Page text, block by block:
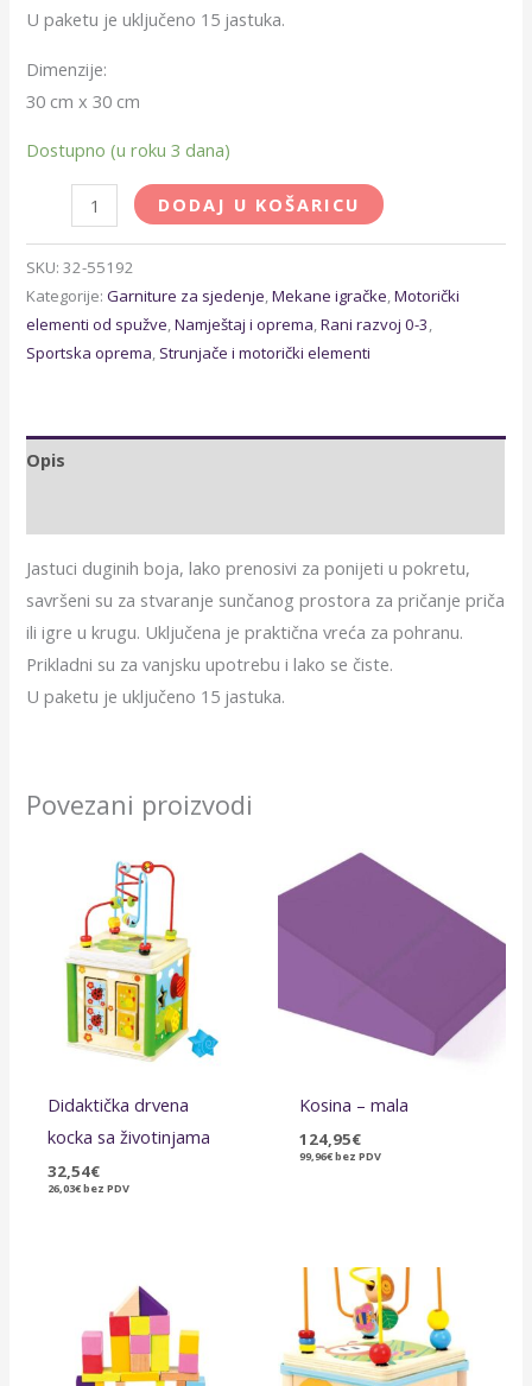
U paketu je uključeno 15 jastuka.
Dimenzije:
30 cm x 30 cm
Dostupno (u roku 3 dana)
DODAJ U KOŠARICU
SKU:32-55192
Kategorije:Garniture za sjedenje,Mekane igračke,Motorički
elementi od spužve,Namještaj i oprema,Rani razvoj 0-3,
Sportska oprema, Strunjače i motorički elementi
Opis
Jastuci duginih boja, lako prenosivi za ponijeti u pokretu,
savršeni su za stvaranje sunčanog prostora za pričanje priča
ili igre u krugu. Uključena je praktična vreća za pohranu.
Prikladni su za vanjsku upotrebu i lako se čiste.
U paketu je uključeno 15 jastuka.
Povezani proizvodi
Didaktička drvena
kocka sa životinjama
32,54€
26,03€bez PDV
Kosina – mala
124,95€
99,96€bez PDV